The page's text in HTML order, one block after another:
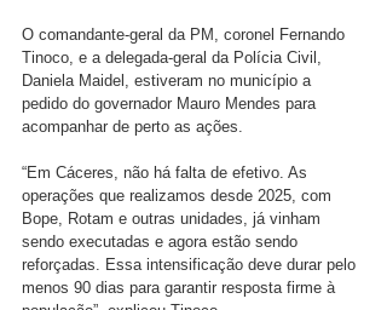
O comandante-geral da PM, coronel Fernando
Tinoco, e a delegada-geral da Polícia Civil,
Daniela Maidel, estiveram no município a
pedido do governador Mauro Mendes para
acompanhar de perto as ações.
“Em Cáceres, não há falta de efetivo. As
operações que realizamos desde 2025, com
Bope, Rotam e outras unidades, já vinham
sendo executadas e agora estão sendo
reforçadas. Essa intensificação deve durar pelo
menos 90 dias para garantir resposta firme à